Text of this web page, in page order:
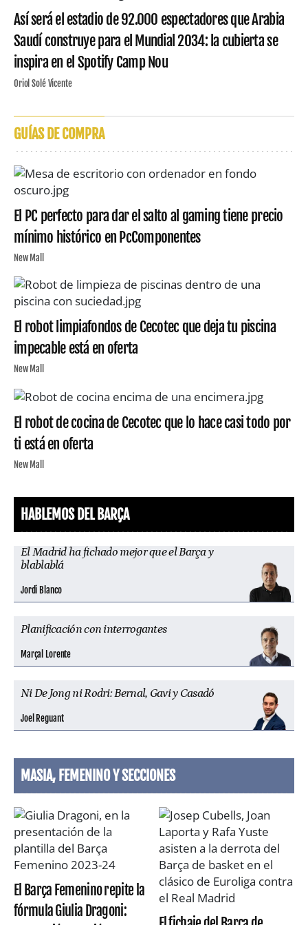
Así será el estadio de 92.000 espectadores que Arabia
Saudí construye para el Mundial 2034: la cubierta se
inspira en el Spotify Camp Nou
Oriol Solé Vicente
GUÍAS DE COMPRA
El PC perfecto para dar el salto al gaming tiene precio
mínimo histórico en PcComponentes
New Mall
El robot limpiafondos de Cecotec que deja tu piscina
impecable está en oferta
New Mall
El robot de cocina de Cecotec que lo hace casi todo por
ti está en oferta
New Mall
HABLEMOS DEL BARÇA
El Madrid ha fichado mejor que el Barça y
blablablá
Jordi Blanco
Planificación con interrogantes
Marçal Lorente
Ni De Jong ni Rodri: Bernal, Gavi y Casadó
Joel Reguant
MASIA, FEMENINO Y SECCIONES
El Barça Femenino repite la
fórmula Giulia Dragoni: